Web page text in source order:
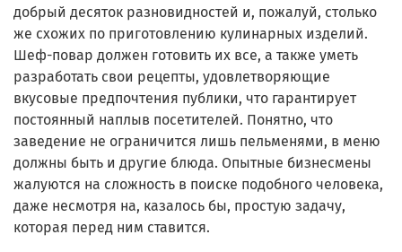
добрый десяток разновидностей и, пожалуй, столько
же схожих по приготовлению кулинарных изделий.
Шеф-повар должен готовить их все, а также уметь
разработать свои рецепты, удовлетворяющие
вкусовые предпочтения публики, что гарантирует
постоянный наплыв посетителей. Понятно, что
заведение не ограничится лишь пельменями, в меню
должны быть и другие блюда. Опытные бизнесмены
жалуются на сложность в поиске подобного человека,
даже несмотря на, казалось бы, простую задачу,
которая перед ним ставится.